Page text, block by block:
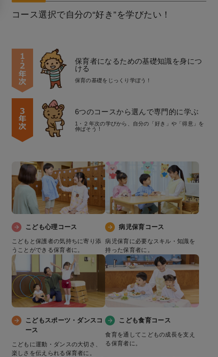
コース選択で自分の“好き”を学びたい！
保育者になるための基礎知識を身につ
ける
保育の基礎をじっくり学ぼう！
6つのコースから選んで専門的に学ぶ
1・２年次の学びから、自分の「好き」や「得意」を
伸ばそう！
こども心理コース
こどもと保護者の気持ちに寄り添
うことができる保育者に。
病児保育コース
病児保育に必要なスキル・知識を
持った保育者に。
こどもスポーツ・ダンスコ
ース
こどもに運動・ダンスの大切さ、
楽しさを伝えられる保育者に。
こども食育コース
食育を通してこどもの成長を支え
る保育者に。